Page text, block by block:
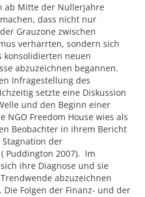
ab Mitte der Nullerjahre
dass nicht nur
Grauzone zwischen
verharrten, sondern sich
neuen
abzuzeichnen begannen.
Infragestellung des
setzte eine Diskussion
und den Beginn einer
NGO Freedom House wies als
Beobachter in ihrem Bericht
Stagnation der
Puddington 2007). Im
ihre Diagnose und sie
abzuzeichnen
Folgen der Finanz- und der